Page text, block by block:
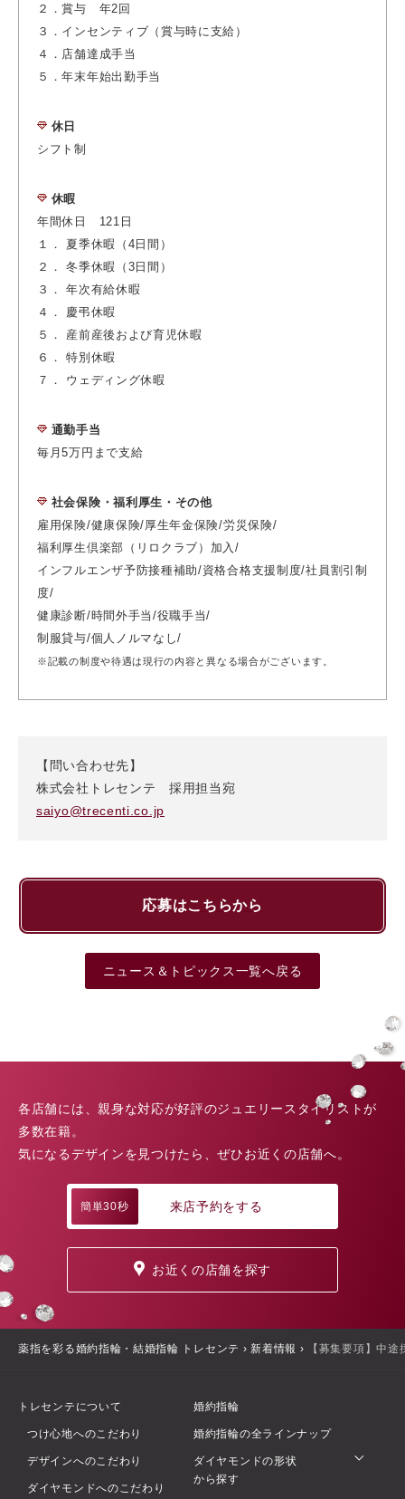
２．賞与 年2回
３．インセンティブ（賞与時に支給）
４．店舗達成手当
５．年末年始出勤手当
休日
シフト制
休暇
年間休日 121日
１． 夏季休暇（4日間）
２． 冬季休暇（3日間）
３． 年次有給休暇
４． 慶弔休暇
５． 産前産後および育児休暇
６． 特別休暇
７． ウェディング休暇
通勤手当
毎月5万円まで支給
社会保険・福利厚生・その他
雇用保険/健康保険/厚生年金保険/労災保険/
福利厚生倶楽部（リロクラブ）加入/
インフルエンザ予防接種補助/資格合格支援制度/社員割引制
度/
健康診断/時間外手当/役職手当/
制服貸与/個人ノルマなし/
※記載の制度や待遇は現行の内容と異なる場合がございます。
【問い合わせ先】
株式会社トレセンテ 採用担当宛
saiyo@trecenti.co.jp
応募はこちらから
ニュース＆トピックス一覧へ戻る
各店舗には、親身な対応が好評のジュエリースタイリストが
多数在籍。
気になるデザインを見つけたら、ぜひお近くの店舗へ。
簡単30秒 来店予約をする
お近くの店舗を探す
薬指を彩る婚約指輪・結婚指輪 トレセンテ › 新着情報 › 【募集要項】中
トレセンテについて
つけ心地へのこだわり
デザインへのこだわり
ダイヤモンドへのこだわり
婚約指輪
婚約指輪の全ラインナップ
ダイヤモンドの形状
から探す